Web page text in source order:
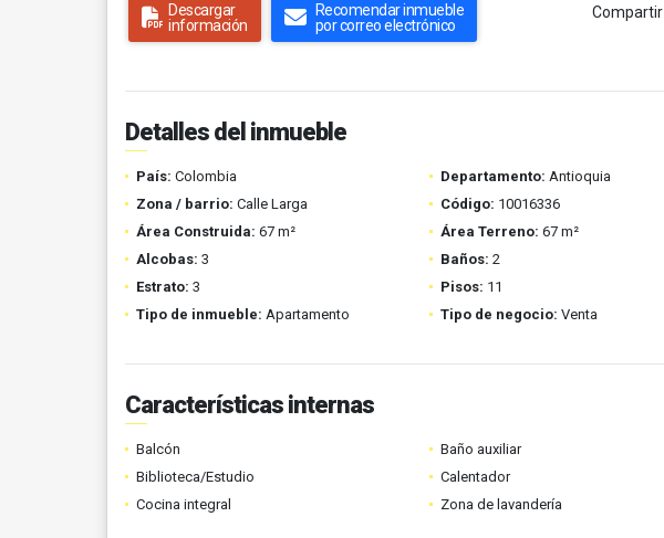
Descargar
información
Recomendar inmueble
por correo electrónico
Compartir
Detalles del inmueble
País: Colombia Departamento: Antioquia
Zona / barrio: Calle Larga Código: 10016336
Área Construida: 67 m² Área Terreno: 67 m²
Alcobas: 3 Baños: 2
Estrato: 3 Pisos: 11
Tipo de inmueble: Apartamento Tipo de negocio: Venta
Características internas
Balcón Baño auxiliar
Biblioteca/Estudio
Calentador
Cocina integral
Zona de lavandería